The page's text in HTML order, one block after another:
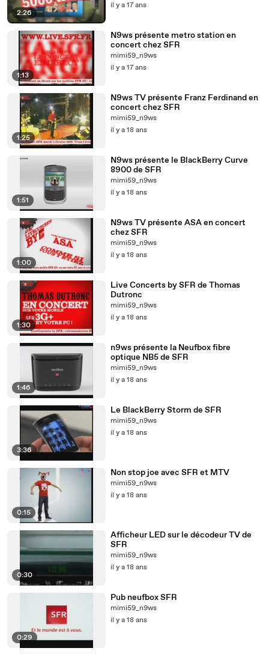
2:26
il y a 17 ans
1:13
N9ws présente metro station en
concert chez SFR
mimi59_n9ws
il y a 17 ans
1:25
N9ws TV présente Franz Ferdinand en
concert chez SFR
mimi59_n9ws
il y a 18 ans
1:51
N9ws présente le BlackBerry Curve
8900 de SFR
mimi59_n9ws
il y a 18 ans
1:00
N9ws TV présente ASA en concert
chez SFR
mimi59_n9ws
il y a 18 ans
1:30
Live Concerts by SFR de Thomas
Dutronc
mimi59_n9ws
il y a 18 ans
1:46
n9ws présente la Neufbox fibre
optique NB5 de SFR
mimi59_n9ws
il y a 18 ans
3:36
Le BlackBerry Storm de SFR
mimi59_n9ws
il y a 18 ans
0:15
Non stop joe avec SFR et MTV
mimi59_n9ws
il y a 18 ans
0:30
Afficheur LED sur le décodeur TV de
SFR
mimi59_n9ws
il y a 18 ans
0:29
Pub neufbox SFR
mimi59_n9ws
il y a 18 ans